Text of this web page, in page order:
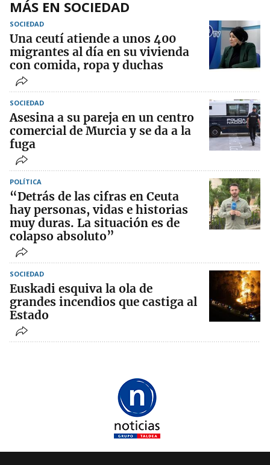
MÁS EN SOCIEDAD
SOCIEDAD
Una ceutí atiende a unos 400
migrantes al día en su vivienda
con comida, ropa y duchas
SOCIEDAD
Asesina a su pareja en un centro
comercial de Murcia y se da a la
fuga
POLÍTICA
“Detrás de las cifras en Ceuta
hay personas, vidas e historias
muy duras. La situación es de
colapso absoluto”
SOCIEDAD
Euskadi esquiva la ola de
grandes incendios que castiga al
Estado